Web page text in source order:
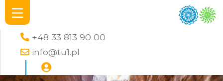
+48 33 813 90 00
info@tu1.pl